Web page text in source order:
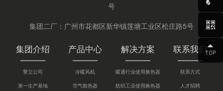
号
集团二厂：广州市花都区新华镇莲塘工业区松庄路5号
集团介绍
擎立公司
第一生产基地
产品中心
冷暖风机
空气散热器
解决方案
暖通行业使用换热器
纺织工业使用换热器
联系我们
联系方式
人才招聘